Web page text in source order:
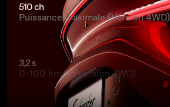
510 ch
Puissance maximale (Version 4WD)
3,2 s
0-100 km/h (Version 4WD)